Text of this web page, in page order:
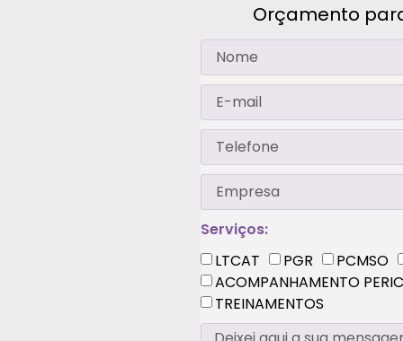
Orçamento
Serviços:
LTCAT
PGR
PCMSO
ACOMPANHAMENTO
TREINAMENTOS